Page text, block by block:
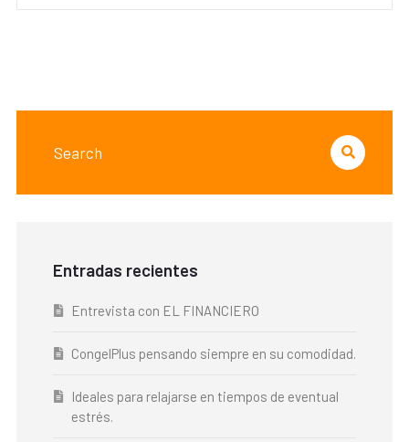
Entradas recientes
Entrevista con EL FINANCIERO
CongelPlus pensando siempre en su comodidad.
Ideales para relajarse en tiempos de eventual
estrés.